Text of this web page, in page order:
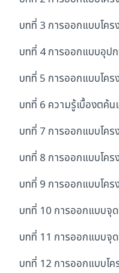
บทที่ 3 การออกแบบโคร
บทที่ 4 การออกแบบอุป
บทที่ 5 การออกแบบโค
บทที่ 6 ความรู้เบื้องตค้น
บทที่ 7 การออกแบบโค
บทที่ 8 การออกแบบโค
บทที่ 9 การออกแบบโค
บทที่ 10 การออกแบบจุ
บทที่ 11 การออกแบบจุ
บทที่ 12 การออกแบบโ